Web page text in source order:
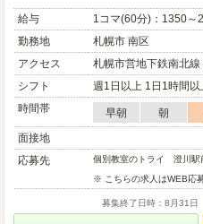
給与
1コマ(60分)：1350～
勤務地
札幌市 南区
アクセス
札幌市営地下鉄南北
シフト
週1日以上 1日1時間以
時間帯
早朝 朝
面接地
応募先
個別教室のトライ 澄川駅
※ こちらの求人はWEB応
募集終了日時：8月31日